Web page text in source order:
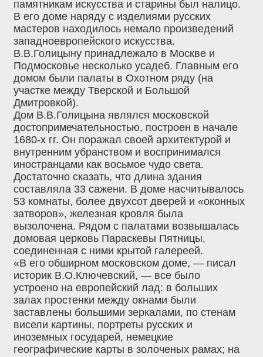
памятникам искусства и старины был налицо.
В его доме наряду с изделиями русских
мастеров находилось немало произведений
западноевропейского искусства.
В.В.Голицыну принадлежало в Москве и
Подмосковье несколько усадеб. Главным его
домом были палаты в Охотном ряду (на
участке между Тверской и Большой
Дмитровкой).
Дом В.В.Голицына являлся московской
достопримечательностью, построен в начале
1680-х гг. Он поражал своей архитектурой и
внутренним убранством и воспринимался
иностранцами как восьмое чудо света.
Достаточно сказать, что длина здания
составляла 33 сажени. В доме насчитывалось
53 комнаты, более двухсот дверей и «оконных
затворов», железная кровля была
вызолочена. Рядом с палатами возвышалась
домовая церковь Параскевы Пятницы,
соединенная с ними крытой галереей.
«В его обширном московском доме, — писал
историк В.О.Ключевский, — все было
устроено на европейский лад: в больших
залах простенки между окнами были
заставлены большими зеркалами, по стенам
висели картины, портреты русских и
иноземных государей, немецкие
географические карты в золоченых рамах; на